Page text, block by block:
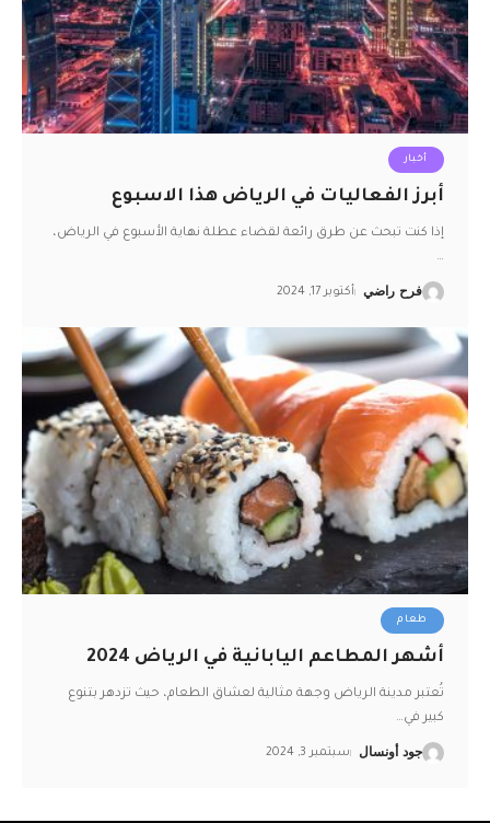
أخبار
أبرز الفعاليات في الرياض هذا الاسبوع
إذا كنت تبحث عن طرق رائعة لقضاء عطلة نهاية الأسبوع في الرياض،
…
فرح راضي أكتوبر 17, 2024
طعام
أشهر المطاعم اليابانية في الرياض 2024
تُعتبر مدينة الرياض وجهة مثالية لعشاق الطعام، حيث تزدهر بتنوع
كبير في…
جود أونسال سبتمبر 3, 2024